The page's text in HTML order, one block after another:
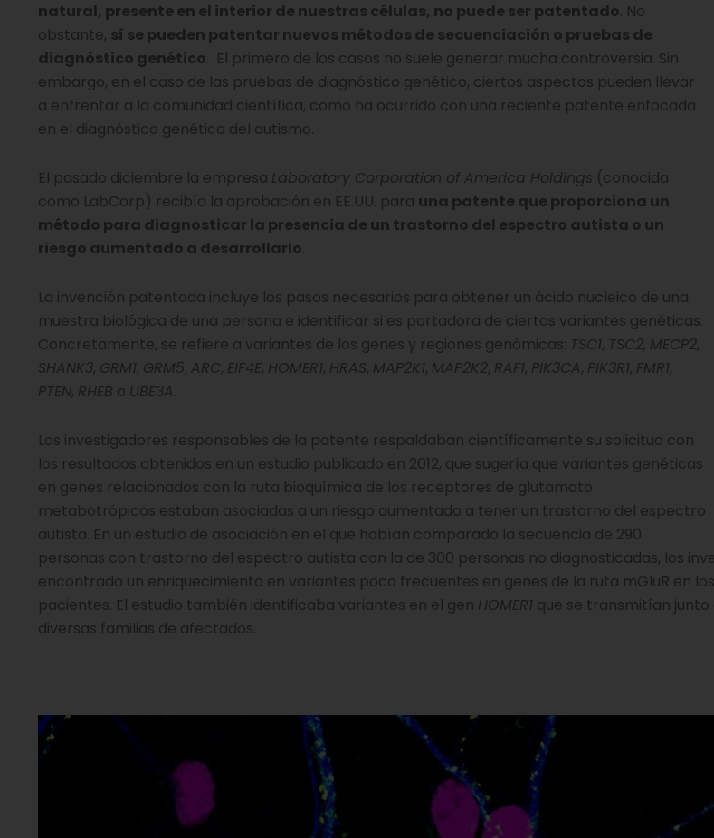
natural, presente en el interior de nuestras células, no puede ser patentado. No
obstante, sí se pueden patentar nuevos métodos de secuenciación o pruebas de
diagnóstico genético. El primero de los casos no suele generar mucha controversia. Sin
embargo, en el caso de las pruebas de diagnóstico genético, ciertos aspectos pueden llevar
a enfrentar a la comunidad científica, como ha ocurrido con una reciente patente enfocada
en el diagnóstico genético del autismo.
El pasado diciembre la empresa Laboratory Corporation of America Holdings (conocida
como LabCorp) recibía la aprobación en EE.UU. para una patente que proporciona un
método para diagnosticar la presencia de un trastorno del espectro autista o un
riesgo aumentado a desarrollarlo.
La invención patentada incluye los pasos necesarios para obtener un ácido nucleico de una
muestra biológica de una persona e identificar si es portadora de ciertas variantes genéticas.
Concretamente, se refiere a variantes de los genes y regiones genómicas: TSC1, TSC2, MECP2,
SHANK3, GRM1, GRM5, ARC, EIF4E, HOMER1, HRAS, MAP2K1, MAP2K2, RAF1, PIK3CA, PIK3R1, FMR1,
PTEN, RHEB o UBE3A.
Los investigadores responsables de la patente respaldaban científicamente su solicitud con
los resultados obtenidos en un estudio publicado en 2012, que sugería que variantes genéticas
en genes relacionados con la ruta bioquímica de los receptores de glutamato
metabotrópicos estaban asociadas a un riesgo aumentado a tener un trastorno del espectro
autista. En un estudio de asociación en el que habían comparado la secuencia de 290
personas con trastorno del espectro autista con la de 300 personas no diagnosticadas, los
encontrado un enriquecimiento en variantes poco frecuentes en genes de la ruta mGluR en
pacientes. El estudio también identificaba variantes en el gen HOMER1 que se transmitían
diversas familias de afectados.